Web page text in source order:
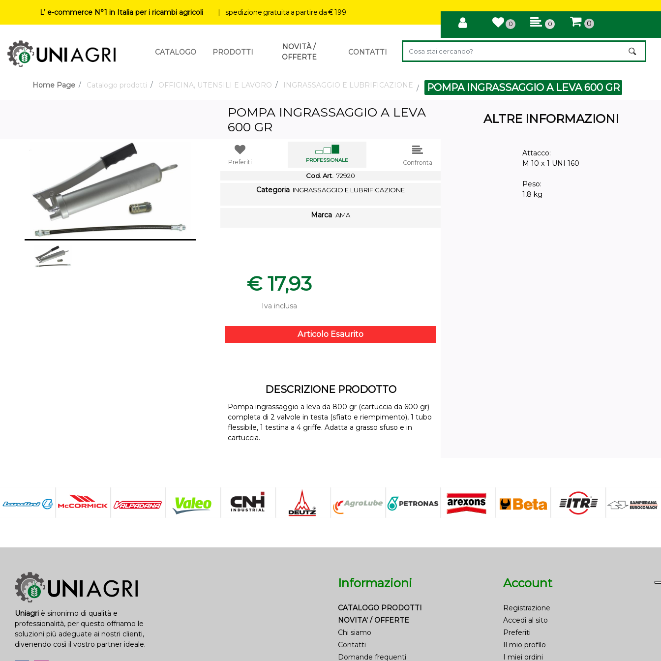
L’ e-commerce N°1 in Italia per i ricambi agricoli | spedizione gratuita a partire da € 199
0 0 0
CATALOGO PRODOTTI
NOVITÀ /
OFFERTE
CONTATTI
La modifica di un filtro aggiorna automaticamente gli altri filtri disponibili.
Home Page Catalogo prodotti OFFICINA, UTENSILI E LAVORO INGRASSAGGIO E LUBRIFICAZIONE POMPA INGRASSAGGIO A LEVA 600 GR
POMPA INGRASSAGGIO A LEVA
600 GR
Preferiti PROFESSIONALE Confronta
Cod. Art. 72920
Categoria INGRASSAGGIO E LUBRIFICAZIONE
Marca AMA
€ 17,93
Iva inclusa
Articolo Esaurito
DESCRIZIONE PRODOTTO
Pompa ingrassaggio a leva da 800 gr (cartuccia da 600 gr)
completa di 2 valvole in testa (sfiato e riempimento), 1 tubo
flessibile, 1 testina a 4 griffe. Adatta a grasso sfuso e in
cartuccia.
ALTRE INFORMAZIONI
Attacco:
M 10 x 1 UNI 160
Peso:
1,8 kg
Uniagri è sinonimo di qualità e
professionalità, per questo offriamo le
soluzioni più adeguate ai nostri clienti,
divenendo così il vostro partner ideale.
Informazioni
CATALOGO PRODOTTI
NOVITA' / OFFERTE
Chi siamo
Contatti
Domande frequenti
Account
Registrazione
Accedi al sito
Preferiti
Il mio profilo
I miei ordini